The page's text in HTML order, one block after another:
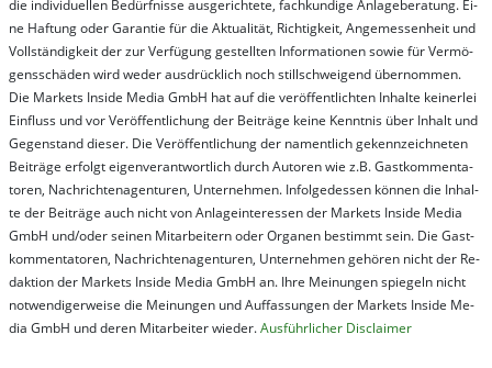
die in­di­vi­du­el­len Be­dür­fnis­se aus­ge­rich­te­te, fach­kun­di­ge An­la­ge­be­ra­tung. Ei­
ne Haf­tung oder Ga­ran­tie für die Ak­tu­ali­tät, Rich­tig­keit, An­ge­mes­sen­heit und
Vol­lständ­ig­keit der zur Ver­fü­gung ge­stel­lt­en In­for­ma­tion­en so­wie für Ver­mö­
gens­schä­den wird we­der aus­drück­lich noch stil­lschwei­gend über­nom­men.
Die Mar­kets In­side Me­dia GmbH hat auf die ver­öf­fent­lich­ten In­hal­te kei­ner­lei
Ein­fluss und vor Ver­öf­fent­lich­ung der Bei­trä­ge kei­ne Ken­nt­nis über In­halt und
Ge­gen­stand die­ser. Die Ver­öf­fent­lich­ung der na­ment­lich ge­kenn­zeich­net­en
Bei­trä­ge er­folgt ei­gen­ver­ant­wort­lich durch Au­tor­en wie z.B. Gast­kom­men­ta­
tor­en, Nach­richt­en­ag­en­tur­en, Un­ter­neh­men. In­fol­ge­des­sen kön­nen die In­hal­
te der Bei­trä­ge auch nicht von An­la­ge­in­te­res­sen der Mar­kets In­side Me­dia
GmbH und/oder sei­nen Mit­ar­bei­tern oder Or­ga­nen be­stim­mt sein. Die Gast­
kom­men­ta­tor­en, Nach­rich­ten­ag­en­tur­en, Un­ter­neh­men ge­hör­en nicht der Re­
dak­tion der Mar­kets In­side Me­dia GmbH an. Ihre Mei­nung­en spie­geln nicht
not­wen­di­ger­wei­se die Mei­nung­en und Auf­fas­sung­en der Mar­kets In­side Me­
dia GmbH und de­ren Mit­ar­bei­ter wie­der.Aus­führ­lich­er Dis­clai­mer